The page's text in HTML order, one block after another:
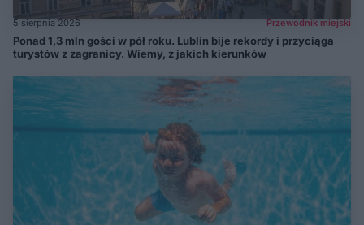
5 sierpnia 2026 Przewodnik miejski
Ponad 1,3 mln gości w pół roku. Lublin bije rekordy i przyciąga
turystów z zagranicy. Wiemy, z jakich kierunków